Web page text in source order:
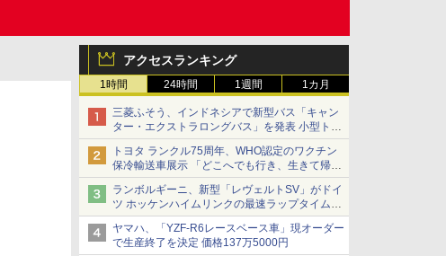
アクセスランキング
1時間 24時間 1週間 1カ月
三菱ふそう、インドネシアで新型バス「キャン
ター・エクストラロングバス」を発表 小型トラ
ックベースの観光・旅客輸送向けバス
トヨタ ランクル75周年、WHO認定のワクチン
保冷輸送車展示 「どこへでも行き、生きて帰っ
てこられる」ランドクルーザーで命をつなぐ
ランボルギーニ、新型「レヴェルトSV」がドイ
ツ ホッケンハイムリンクの最速ラップタイムを
記録
ヤマハ、「YZF-R6レースベース車」現オーダー
で生産終了を決定 価格137万5000円